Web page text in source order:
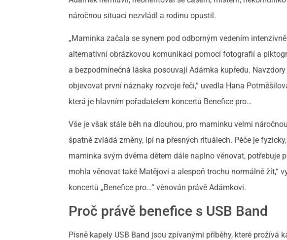
náročnou situaci nezvládl a rodinu opustil.
„Maminka začala se synem pod odborným vedením
alternativní obrázkovou komunikaci pomocí fotografií a
a bezpodmínečná láska posouvají Adámka kupředu.
objevovat první náznaky rozvoje řeči,“ uvedla Hana
která je hlavním pořadatelem koncertů Benefice pro…
Vše je však stále běh na dlouhou, pro maminku velmi
špatně zvládá změny, lpí na přesných rituálech. Péče je
maminka svým dvěma dětem dále naplno věnovat, potřebuje
mohla věnovat také Matějovi a alespoň trochu normálně žít,“
koncertů „Benefice pro…“ věnován právě Adámkovi.
Proč právě benefice s USB Band
Písně kapely USB Band jsou zpívanými příběhy, které